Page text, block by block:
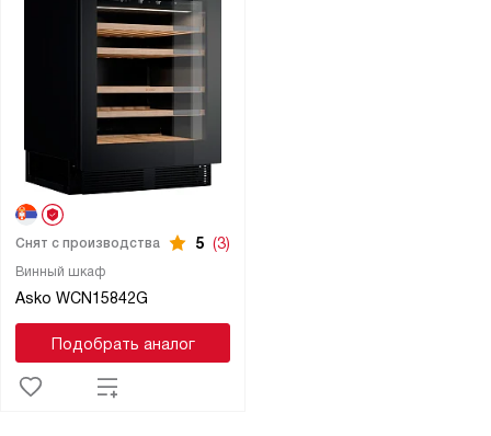
Винный шкаф
Asko WCN15842G
Снят с производства 5 (3)
Подобрать аналог